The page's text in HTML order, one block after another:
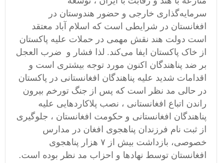
سرمایه‌گذاری خارجی و حضور هندوستان در
افغانستان در شرایطی است که اسلام آباد معتقد
است دولت هند نقش مهمی در حملات علیه پاکستان
از خاک پاکستان ایفا می‌کند. لذا فشار و ضرب العجل
بر ضد پناهندگان اکنون مورد توجه بیشتری است و
اقدامات شدید علیه پناهندگان افغانستانی در پاکستان
در حالی مد نظر است که پس از جنگ تورخم بیرون
راندن اتباع افغانستانی ، نصب پلاکاردهایی علیه
پناهندگان افغانستانی و حکومت افغانستان ، جلوگیری
از ثبت نام فرزندان پناهجوی افغان در مدارس
خصوصی، بازداشت بیش از ۷ هزار پناهجوی
افغانستان توسط نهادها و احزاب مد نظر بوده است.